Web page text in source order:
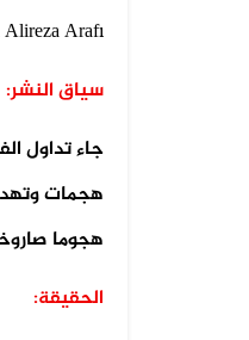
Arafı
سياق النشر:
جاء تداول
هجمات
هجوما
الحقيقة: